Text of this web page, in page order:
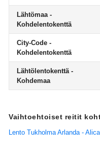
Lähtömaa -
Kohdelentokenttä
City-Code -
Kohdelentokenttä
Lähtölentokenttä -
Kohdemaa
Vaihtoehtoiset reitit
Lento Tukholma Arlanda -